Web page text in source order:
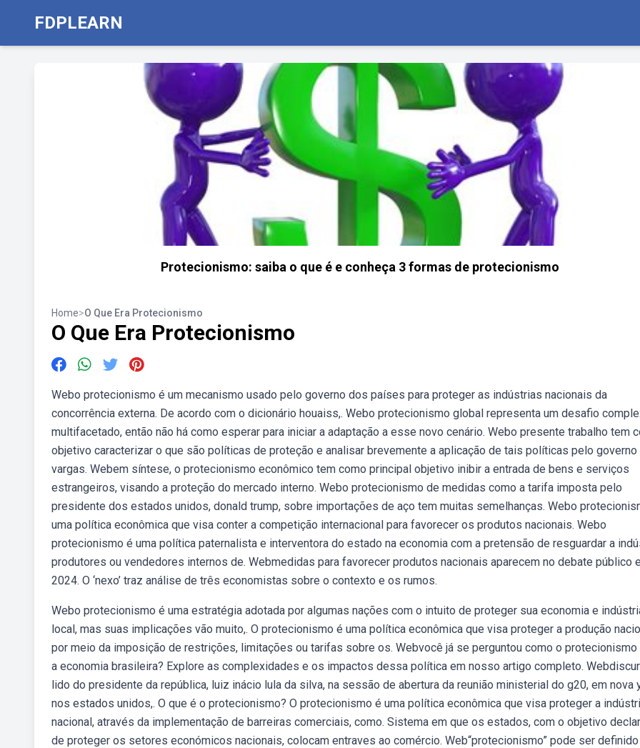
FDPLEARN
Protecionismo: saiba o que é e conheça 3 formas de protecionismo
Home>O Que Era Protecionismo
O Que Era Protecionismo
Webo protecionismo é um mecanismo usado pelo governo dos países para proteger as indústrias nacionais da
concorrência externa. De acordo com o dicionário houaiss,. Webo protecionismo global representa um desafio
multifacetado, então não há como esperar para iniciar a adaptação a esse novo cenário. Webo presente trabalho tem
objetivo caracterizar o que são políticas de proteção e analisar brevemente a aplicação de tais políticas pelo governo
vargas. Webem síntese, o protecionismo econômico tem como principal objetivo inibir a entrada de bens e serviços
estrangeiros, visando a proteção do mercado interno. Webo protecionismo de medidas como a tarifa imposta pelo
presidente dos estados unidos, donald trump, sobre importações de aço tem muitas semelhanças. Webo
uma política econômica que visa conter a competição internacional para favorecer os produtos nacionais. Webo
protecionismo é uma política paternalista e interventora do estado na economia com a pretensão de resguardar a
produtores ou vendedores internos de. Webmedidas para favorecer produtos nacionais aparecem no debate público
2024. O ‘nexo’ traz análise de três economistas sobre o contexto e os rumos.
Webo protecionismo é uma estratégia adotada por algumas nações com o intuito de proteger sua economia e
local, mas suas implicações vão muito,. O protecionismo é uma política econômica que visa proteger a produção
por meio da imposição de restrições, limitações ou tarifas sobre os. Webvocê já se perguntou como o protecionismo
a economia brasileira? Explore as complexidades e os impactos dessa política em nosso artigo completo.
lido do presidente da república, luiz inácio lula da silva, na sessão de abertura da reunião ministerial do g20, em nova
nos estados unidos,. O que é o protecionismo? O protecionismo é uma política econômica que visa proteger a
nacional, através da implementação de barreiras comerciais, como. Sistema em que os estados, com o objetivo
de proteger os setores económicos nacionais, colocam entraves ao comércio. Web“protecionismo” pode ser definido